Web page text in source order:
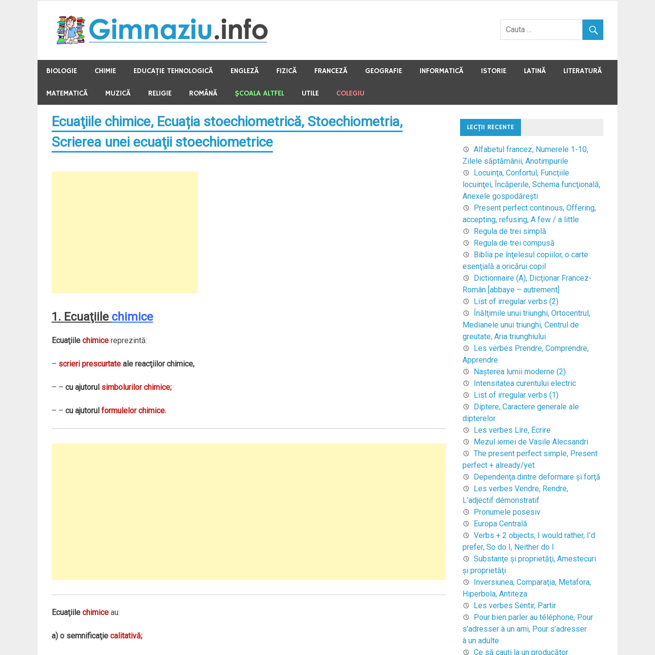
content
BIOLOGIE CHIMIE EDUCAŢIE TEHNOLOGICĂ ENGLEZĂ FIZICĂ FRANCEZĂ GEOGRAFIE INFORMATICĂ ISTORIE LATINĂ LITERATURĂ
MATEMATICĂ MUZICĂ RELIGIE ROMÂNĂ ŞCOALA ALTFEL UTILE COLEGIU
Ecuaţiile chimice, Ecuația stoechiometrică, Stoechiometria,
Scrierea unei ecuaţii stoechiometrice
1. Ecuaţiile chimice
Ecuaţiile chimicereprezintă:
– scrieri prescurtate ale reacţiilor chimice,
– – cu ajutorul simbolurilor chimice;
– – cu ajutorul formulelor chimice.
Ecuaţiilechimiceau:
a) o semnificaţie calitativă;
LECŢII RECENTE
Alfabetul francez, Numerele 1-10,
Zilele săptămânii, Anotimpurile
Locuinţa, Confortul, Funcţiile
locuinţei, Încăperile, Schema funcţională,
Anexele gospodăreşti
Present perfect continous, Offering,
accepting, refusing, A few / a little
Regula de trei simplă
Regula de trei compusă
Biblia pe înţelesul copiilor, o carte
esenţială a oricărui copil
Dictionnaire (A), Dicţionar Francez-
Român [abbaye – autrement]
List of irregular verbs (2)
Înălţimile unui triunghi, Ortocentrul,
Medianele unui triunghi, Centrul de
greutate, Aria triunghiului
Les verbes Prendre, Comprendre,
Apprendre
Naşterea lumii moderne (2)
Intensitatea curentului electric
List of irregular verbs (1)
Diptere, Caractere generale ale
dipterelor
Les verbes Lire, Écrire
Mezul iernei de Vasile Alecsandri
The present perfect simple, Present
perfect + already/yet
Dependenţa dintre deformare şi forţă
Les verbes Vendre, Rendre,
L’adjectif démonstratif
Pronumele posesiv
Europa Centrală
Verbs + 2 objects, I would rather, I’d
prefer, So do I, Neither do I
Substanţe şi proprietăţi, Amestecuri
şi proprietăţi
Inversiunea, Comparaţia, Metafora,
Hiperbola, Antiteza
Les verbes Sentir, Partir
Pour bien parler au téléphone, Pour
s’adresser à un ami, Pour s’adresser
à un adulte
Ce să cauți la un producător